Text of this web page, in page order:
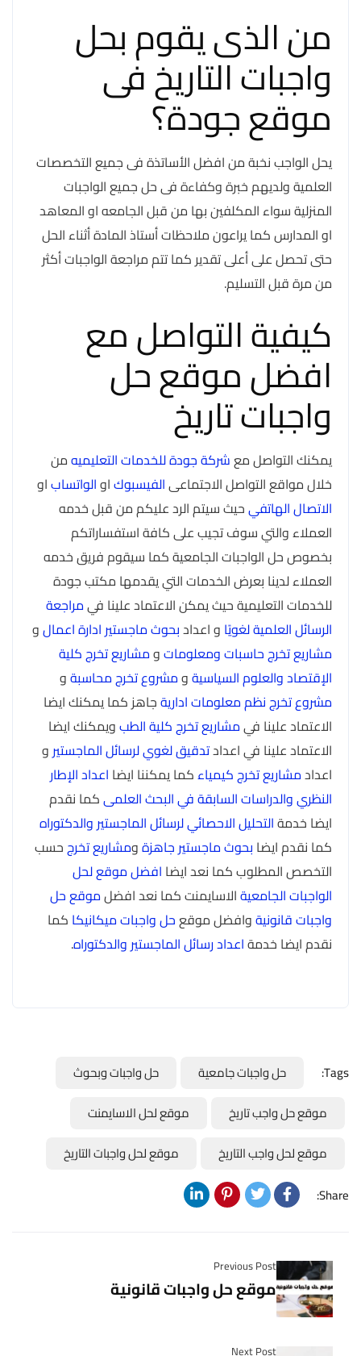
من الذى يقوم بحل
واجبات التاريخ فى
موقع جودة؟
يحل الواجب نخبة من افضل الأساتذة فى جميع التخصصات
العلمية ولديهم خبرة وكفاءة فى حل جميع الواجبات
المنزلية سواء المكلفين بها من قبل الجامعه او المعاهد
او المدارس كما يراعون ملاحظات أستاذ المادة أثناء الحل
حتى تحصل على أعلى تقدير كما تتم مراجعة الواجبات أكثر
من مرة قبل التسليم.
كيفية التواصل مع
افضل موقع حل
واجبات تاريخ
يمكنك التواصل معشركة جودة للخدمات التعليميهمن
خلال مواقع التواصل الاجتماعىالفيسبوكاوالواتساباو
الاتصال الهاتفيحيث سيتم الرد عليكم من قبل خدمه
العملاء والتي سوف تجيب على كافة استفساراتكم
بخصوص حل الواجبات الجامعية كما سيقوم فريق خدمه
العملاء لدينا بعرض الخدمات التي يقدمها مكتب جودة
للخدمات التعليمية حيث يمكن الاعتماد علينا فيمراجعة
الرسائل العلمية لغويًا و اعدادبحوث ماجستير ادارة اعمالو
مشاريع تخرج حاسبات ومعلوماتومشاريع تخرج كلية
الإقتصاد والعلوم السياسيةومشروع تخرج محاسبةو
مشروع تخرج نظم معلومات اداريةجاهز كما يمكنك ايضا
الاعتماد علينا فيمشاريع تخرج كلية الطبويمكنك ايضا
الاعتماد علينا في اعدادتدقيق لغوي لرسائل الماجستير و
اعدادمشاريع تخرج كيمياءكما يمكننا ايضا اعداد الإطار
النظري والدراسات السابقة في البحث العلمىكما نقدم
ايضا خدمةالتحليل الاحصائي لرسائل الماجستير والدكتوراه
كما نقدم ايضا بحوث ماجستير جاهزةومشاريع تخرجحسب
التخصص المطلوب كما نعد ايضا افضل موقع لحل
الواجبات الجامعيةالاسايمنت كما نعد افضلموقع حل
واجبات قانونيةوافضل موقعحل واجبات ميكانيكا كما
نقدم ايضا خدمةاعداد رسائل الماجستير والدكتوراه.
Tags: حل واجبات جامعية
حل واجبات وبحوث
موقع حل واجب تاريخ
موقع لحل الاسايمنت
موقع لحل واجب التاريخ
موقع لحل واجبات التاريخ
Share:
Previous Post
موقع حل واجبات قانونية
Next Post